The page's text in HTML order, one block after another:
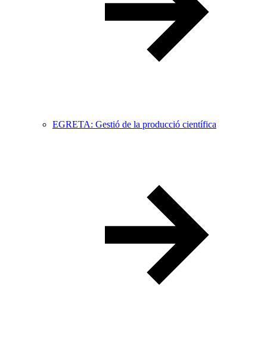
EGRETA: Gestió de la producció científica